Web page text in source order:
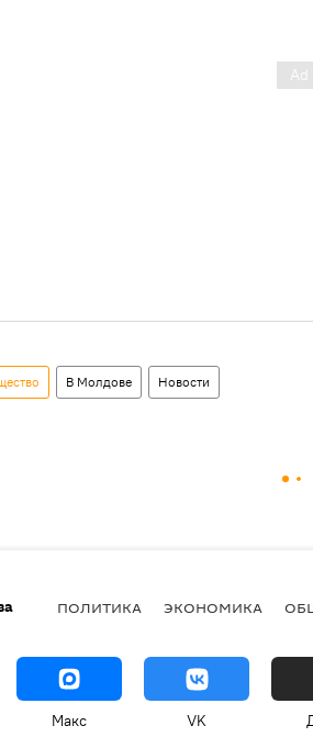
В Молдове Новости
ПОЛИТИКА ЭКОНОМИКА
Макс VK